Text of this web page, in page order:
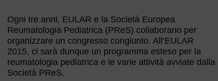
Ogni tre anni, EULAR e la Società Europea
Reumatologia Pediatrica (PReS) collaborano per
organizzare un congresso congiunto. All’EULAR
2015, ci sarà dunque un programma esteso per la
reumatologia pediatrica e le varie attività avviate dalla
Società PReS.